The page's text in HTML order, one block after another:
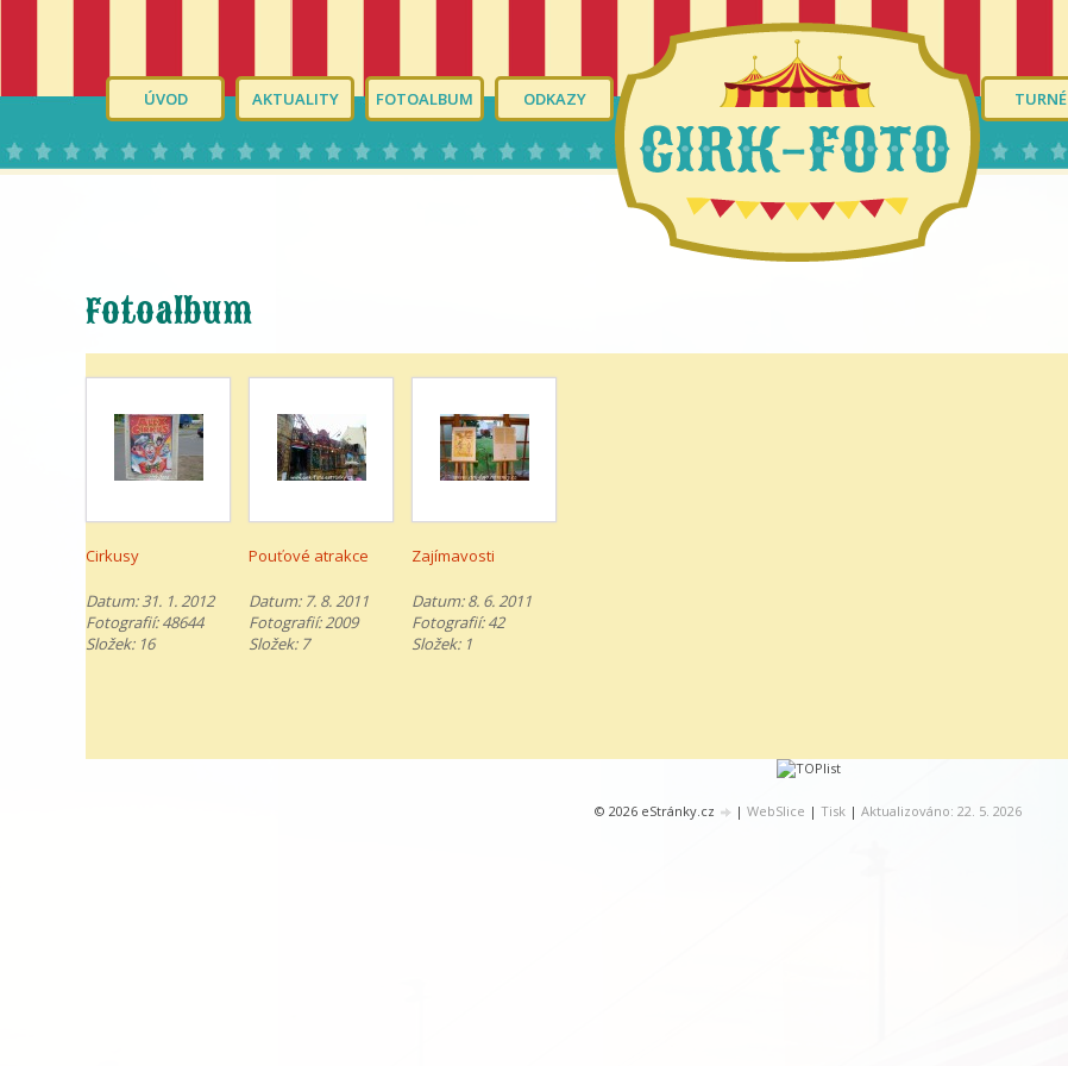
ÚVOD AKTUALITY FOTOALBUM ODKAZY TURNÉ
Fotoalbum
Cirkusy
Datum:31. 1. 2012
Fotografií:48644
Složek: 16
Pouťové atrakce
Datum: 7. 8. 2011
Fotografií:2009
Složek: 7
Zajímavosti
Datum:8. 6. 2011
Fotografií:42
Složek: 1
© 2026 eStránky.cz | WebSlice | Tisk | Aktualizováno: 22. 5. 2026